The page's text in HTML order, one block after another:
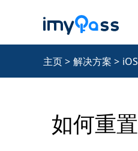
主页> 解决方案 >
如何重